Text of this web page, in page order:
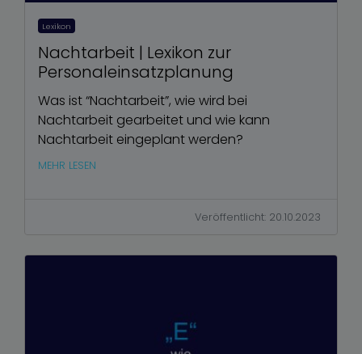
Lexikon
Nachtarbeit | Lexikon zur
Personaleinsatzplanung
Was ist “Nachtarbeit”, wie wird bei
Nachtarbeit gearbeitet und wie kann
Nachtarbeit eingeplant werden?
MEHR LESEN
Veröffentlicht: 20.10.2023